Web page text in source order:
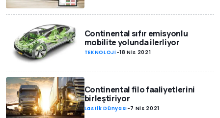
Continental sıfır emisyonlu
mobilite yolunda ilerliyor
TEKNOLOJİ-18 Nis 2021
Continental filo faaliyetlerini
birleştiriyor
Lastik Dünyası-7 Nis 2021